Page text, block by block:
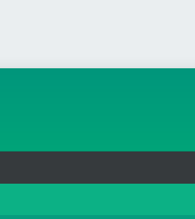
CEP: 70200-760 - CNPJ: 33.583.550/0001-30